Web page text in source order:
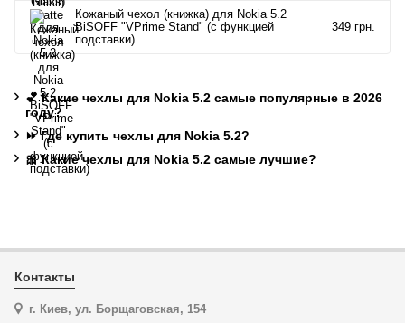
Кожаный чехол (книжка) для Nokia 5.2
BiSOFF "VPrime Stand" (с функцией
подставки)
349 грн.
💕 Какие чехлы для Nokia 5.2 самые популярные в 2026
году?
⏩ Где купить чехлы для Nokia 5.2?
🎀 Какие чехлы для Nokia 5.2 самые лучшие?
Контакты
г. Киев, ул. Борщаговская, 154